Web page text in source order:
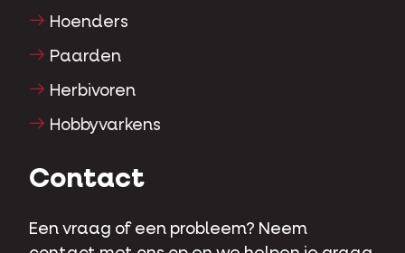
Hoenders
Paarden
Herbivoren
Hobbyvarkens
Contact
Een vraag of een probleem? Neem